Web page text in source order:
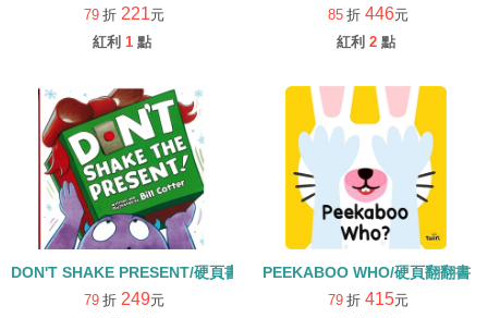
79 折 221元
紅利 1 點
85 折 446元
紅利 2 點
DON'T SHAKE PRESENT/硬頁書
79 折 249元
PEEKABOO WHO/硬頁翻翻書
79 折 415元